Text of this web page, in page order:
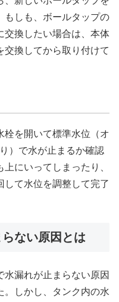
もしも、ボールタップの
交換したい場合は、本体
交換してから取り付けて
栓を開いて標準水位（オ
）で水が止まるか確認
にいってしまったり、
して水位を調整して完了
ない原因とは
水漏れが止まらない原因
。しかし、タンク内の水